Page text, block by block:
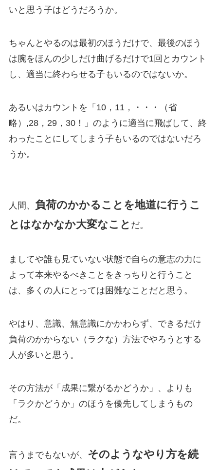
いと思う子はどうだろうか。
ちゃんとやるのは最初のほうだけで、最後のほう
は腕をほんの少しだけ曲げるだけで1回とカウント
し、適当に終わらせる子もいるのではないか。
あるいはカウントを「10，11，・・・（省
略）,28，29，30！」のように適当に飛ばして、終
わったことにしてしまう子もいるのではないだろ
うか。
人間、 負荷のかかることを地道に行うこ
とはなかなか大変なこと だ。
ましてや誰も見ていない状態で自らの意志の力に
よって本来やるべきことをきっちりと行うこと
は、多くの人にとっては困難なことだと思う。
やはり、意識、無意識にかかわらず、できるだけ
負荷のかからない（ラクな）方法でやろうとする
人が多いと思う。
その方法が「成果に繋がるかどうか」、よりも
「ラクかどうか」のほうを優先してしまうもの
だ。
言うまでもないが、 そのようなやり方を続